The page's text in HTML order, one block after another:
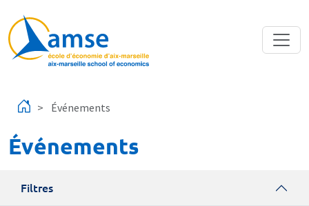
Événements
Événements
Filtres